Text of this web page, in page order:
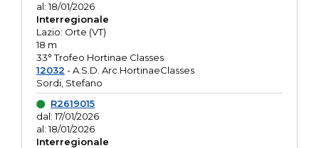
al: 18/01/2026
Interregionale
Lazio: Orte (VT)
18 m
33° Trofeo Hortinae Classes
12032 - A.S.D. Arc.HortinaeClasses
Sordi, Stefano
R2619015
dal: 17/01/2026
al: 18/01/2026
Interregionale